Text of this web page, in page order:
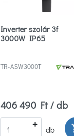
Inverter szolár 3f
3000W IP65
TR-ASW3000T
406 490 Ft / db
db